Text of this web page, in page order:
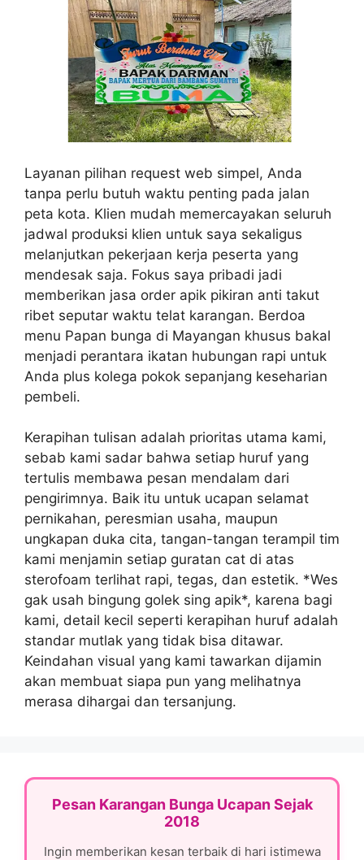
Layanan pilihan request web simpel, Anda
tanpa perlu butuh waktu penting pada jalan
peta kota. Klien mudah memercayakan seluruh
jadwal produksi klien untuk saya sekaligus
melanjutkan pekerjaan kerja peserta yang
mendesak saja. Fokus saya pribadi jadi
memberikan jasa order apik pikiran anti takut
ribet seputar waktu telat karangan. Berdoa
menu Papan bunga di Mayangan khusus bakal
menjadi perantara ikatan hubungan rapi untuk
Anda plus kolega pokok sepanjang keseharian
pembeli.
Kerapihan tulisan adalah prioritas utama kami,
sebab kami sadar bahwa setiap huruf yang
tertulis membawa pesan mendalam dari
pengirimnya. Baik itu untuk ucapan selamat
pernikahan, peresmian usaha, maupun
ungkapan duka cita, tangan-tangan terampil tim
kami menjamin setiap guratan cat di atas
sterofoam terlihat rapi, tegas, dan estetik. *Wes
gak usah bingung golek sing apik*, karena bagi
kami, detail kecil seperti kerapihan huruf adalah
standar mutlak yang tidak bisa ditawar.
Keindahan visual yang kami tawarkan dijamin
akan membuat siapa pun yang melihatnya
merasa dihargai dan tersanjung.
Pesan Karangan Bunga Ucapan Sejak
2018
Ingin memberikan kesan terbaik di hari istimewa